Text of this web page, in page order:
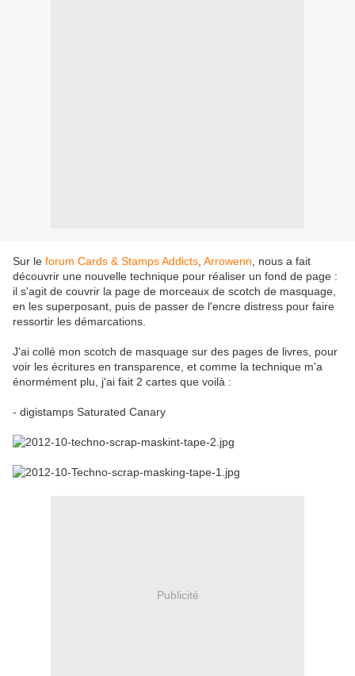
Sur le forum Cards & Stamps Addicts Arrowenn , nous a fait
découvrir une nouvelle technique pour réaliser un fond de page :
il s'agit de couvrir la page de morceaux de scotch de masquage,
en les superposant, puis de passer de l'encre distress pour faire
ressortir les démarcations.
J'ai collé mon scotch de masquage sur des pages de livres, pour
voir les écritures en transparence, et comme la technique m'a
énormément plu, j'ai fait 2 cartes que voilà :
- digistamps Saturated Canary
Publicité